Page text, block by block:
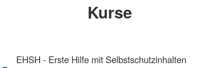
Kurse
EHSH - Erste Hilfe mit Selbstschutzinhalten